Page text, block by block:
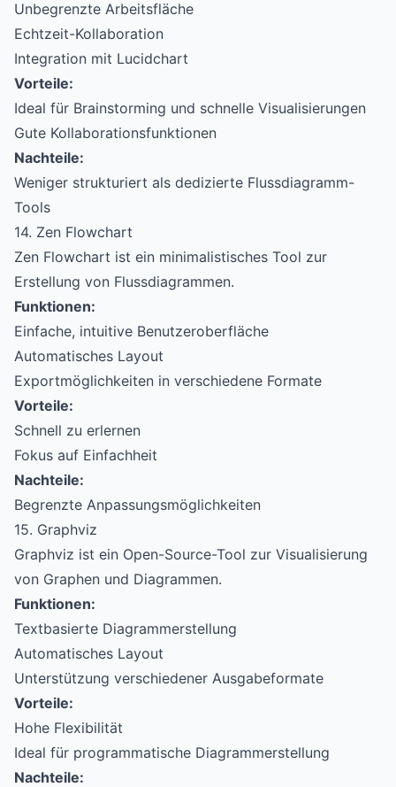
Unbegrenzte Arbeitsfläche
Echtzeit-Kollaboration
Integration mit Lucidchart
Vorteile:
Ideal für Brainstorming und schnelle Visualisierungen
Gute Kollaborationsfunktionen
Nachteile:
Weniger strukturiert als dedizierte Flussdiagramm-
Tools
14. Zen Flowchart
Zen Flowchart ist ein minimalistisches Tool zur
Erstellung von Flussdiagrammen.
Funktionen:
Einfache, intuitive Benutzeroberfläche
Automatisches Layout
Exportmöglichkeiten in verschiedene Formate
Vorteile:
Schnell zu erlernen
Fokus auf Einfachheit
Nachteile:
Begrenzte Anpassungsmöglichkeiten
15. Graphviz
Graphviz ist ein Open-Source-Tool zur Visualisierung
von Graphen und Diagrammen.
Funktionen:
Textbasierte Diagrammerstellung
Automatisches Layout
Unterstützung verschiedener Ausgabeformate
Vorteile:
Hohe Flexibilität
Ideal für programmatische Diagrammerstellung
Nachteile: